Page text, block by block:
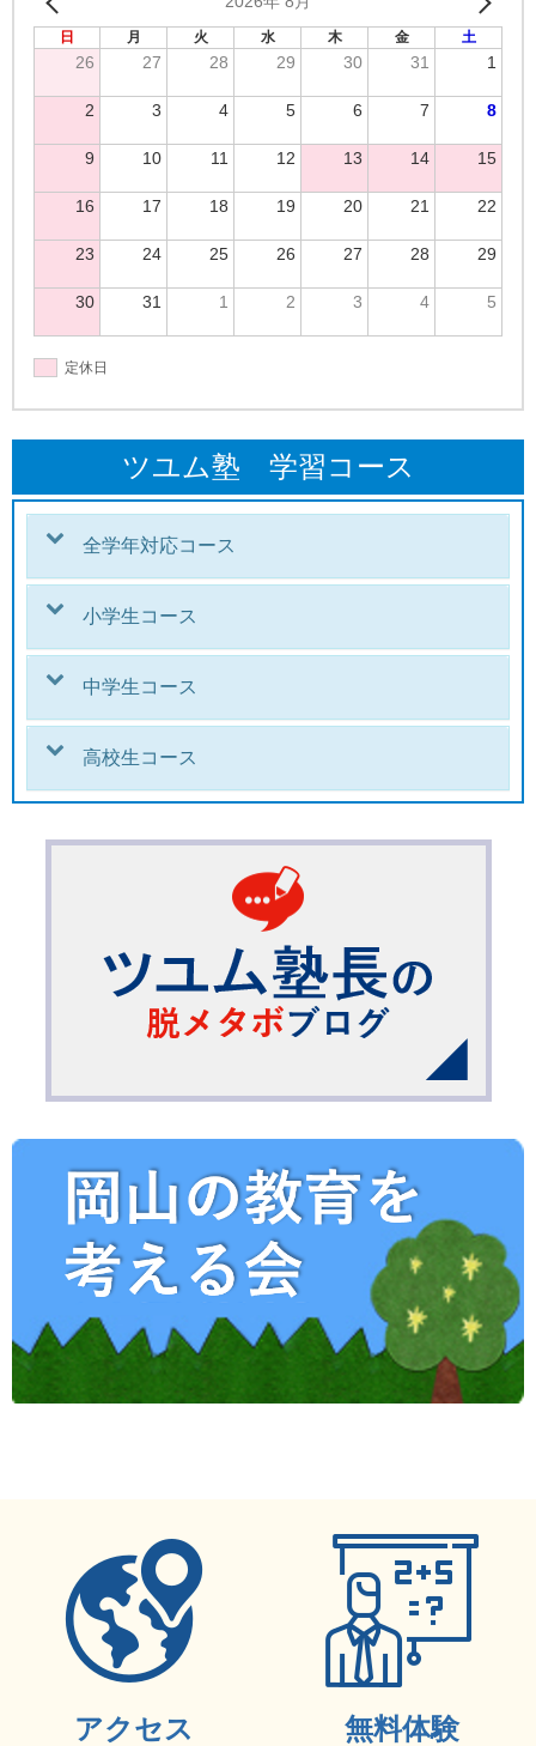
日 月 火 水 木 金 土
26 27 28 29 30 31 1
2 3 4 5 6 7 8
9 10 11 12 13 14 15
16 17 18 19 20 21 22
23 24 25 26 27 28 29
30 31 1 2 3 4 5
定休日
ツユム塾 学習コース
全学年対応コース
小学生コース
中学生コース
高校生コース
アクセス 無料体験